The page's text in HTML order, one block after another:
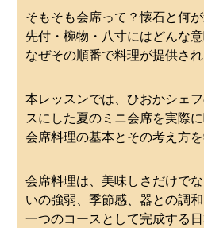
そもそも会席って？懐石と何
先付・椀物・八寸にはどんな
なぜその順番で料理が提供さ
本レッスンでは、ひおかシェ
スにした夏のミニ会席を実際に
会席料理の基本とその考え方を
会席料理は、美味しさだけで
いの強弱、季節感、器との調和
一つのコースとして完成する日